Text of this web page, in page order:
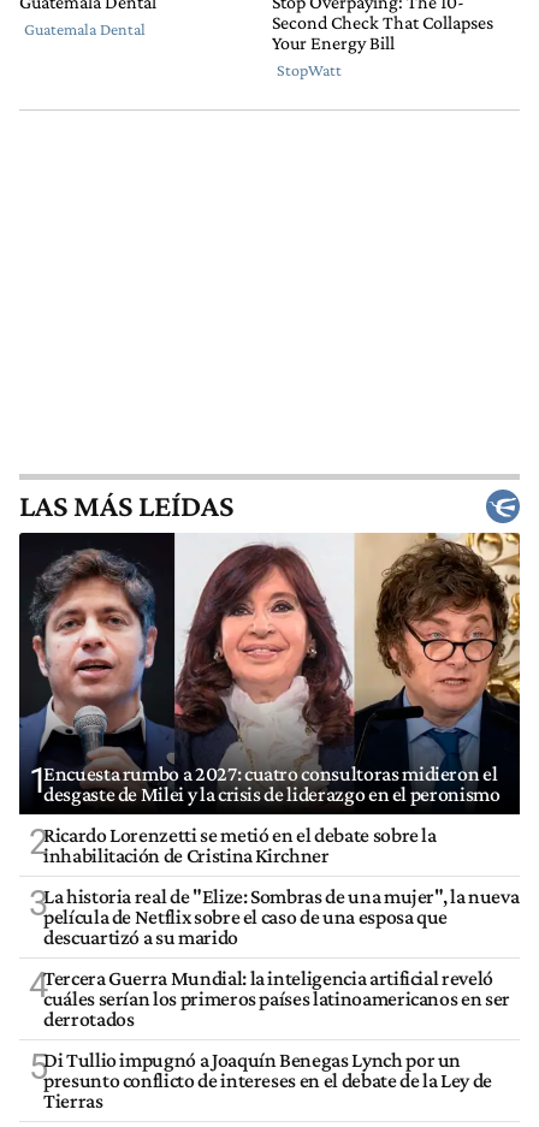
LAS MÁS LEÍDAS
1Encuesta rumbo a 2027: cuatro consultoras midieron el
desgaste de Milei y la crisis de liderazgo en el peronismo
2Ricardo Lorenzetti se metió en el debate sobre la
inhabilitación de Cristina Kirchner
3La historia real de "Elize: Sombras de una mujer", la nueva
película de Netflix sobre el caso de una esposa que
descuartizó a su marido
4Tercera Guerra Mundial: la inteligencia artificial reveló
cuáles serían los primeros países latinoamericanos en ser
derrotados
5Di Tullio impugnó a Joaquín Benegas Lynch por un
presunto conflicto de intereses en el debate de la Ley de
Tierras